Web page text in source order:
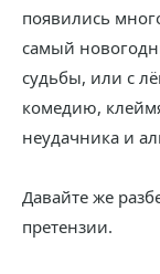
появились
самый
судьбы, или с
комедию,
неудачника и
Давайте же
претензии.